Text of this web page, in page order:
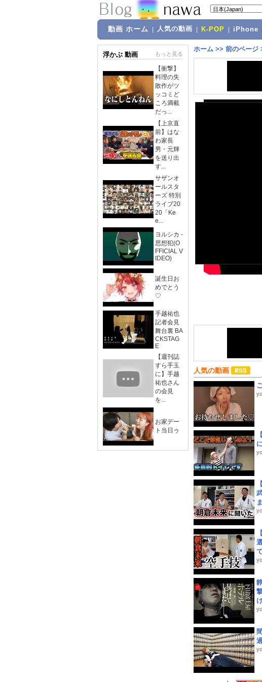
動画 ホーム 人気の動画 K-POP iPhone
浮かぶ 動画 もっと見る
【衝撃】
料理の失
敗作がツ
ッコミど
ころ満載
だっ...
【上京直
前】はな
わ家長
男・元輝
を送り出
す...
サザンオ
ールスタ
ーズ 特別
ライブ20
20「Ke
e...
ヨルシカ -
思想犯(O
FFICIAL V
IDEO)
誕生日お
めでとう
♡
手越祐也
記者会見
舞台裏 BA
CKSTAG
E
【週刊誌
すら手玉
に】手越
祐也さん
の会見
を...
お家デー
ト当日ゥ
ホーム >> 前のページ
人気の動画